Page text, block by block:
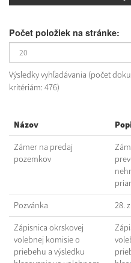
Počet položiek na stránke:
Výsledky vyhľadávania (počet
kritériám: 476)
Názov
Zámer na predaj
pozemkov
Pozvánka 28.
Zápisnica okrskovej
volebnej komisie o
priebehu a výsledku